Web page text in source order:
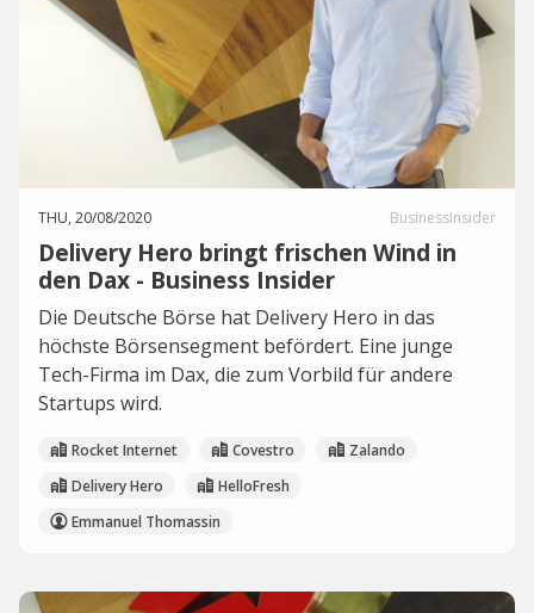
THU, 20/08/2020 BusinessInsider
Delivery Hero bringt frischen Wind in
den Dax - Business Insider
Die Deutsche Börse hat Delivery Hero in das
höchste Börsensegment befördert. Eine junge
Tech-Firma im Dax, die zum Vorbild für andere
Startups wird.
Rocket Internet Covestro
Zalando
Delivery Hero
HelloFresh
Emmanuel Thomassin